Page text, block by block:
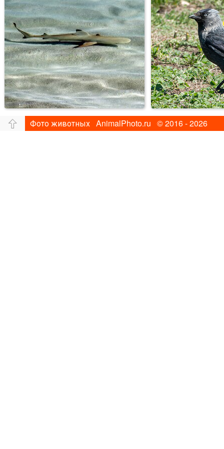
Фото животных AnimalPhoto.ru © 2016 - 2026